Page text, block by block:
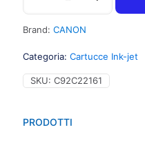
PRODOTTI
cartuccia
twinpack
inchiostro
per
PIXMA
MG
1Conf.
Brand: CANON
Categoria: Cartucce Ink-jet
SKU: C92C22161